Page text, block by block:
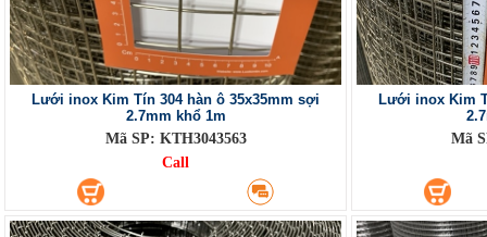
Lưới inox Kim Tín 304 hàn ô 35x35mm sợi
2.7mm khổ 1m
Mã SP: KTH3043563
Call
Lưới inox Kim
Mã